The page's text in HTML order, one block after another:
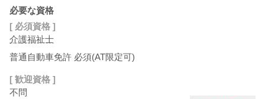
必要な資格
[ 必須資格 ]
介護福祉士
普通自動車免許 必須(AT限定可)
[ 歓迎資格 ]
不問